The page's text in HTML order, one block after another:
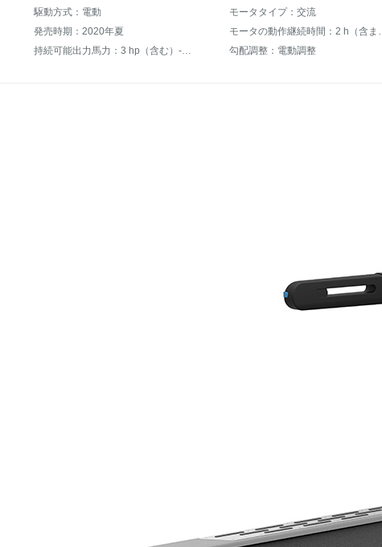
駆動方式：電動
モータタイプ：交流
発売時期：2020年夏
モータの動
持続可能出力馬力：3 hp（含む）-4 hp（含まない）
勾配調整：電動調整